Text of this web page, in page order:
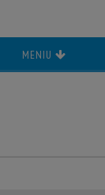
MENIU